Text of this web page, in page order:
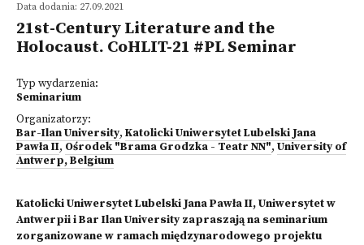
Data dodania: 27.09.2021
21st-Century Literature and the
Holocaust. CoHLIT-21 #PL Seminar
Typ wydarzenia:
Seminarium
Organizatorzy:
Bar-Ilan University, Katolicki Uniwersytet Lubelski Jana
Pawła II, Ośrodek "Brama Grodzka - Teatr NN", University of
Antwerp, Belgium
Katolicki Uniwersytet Lubelski Jana Pawła II, Uniwersytet w
Antwerpii i Bar Ilan University zapraszają na seminarium
zorganizowane w ramach międzynarodowego projektu